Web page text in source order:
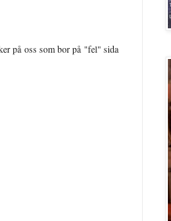
på oss som bor på "fel" sida